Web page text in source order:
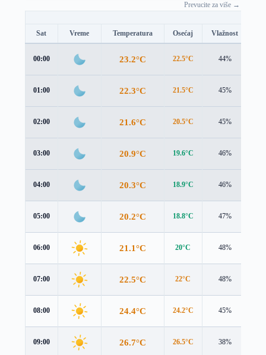
Prevucite za više →
Sat Vreme Temperatura Osećaj Vlažnost
00:00 23.2°C 22.5°C 44%
01:00 22.3°C 21.5°C 45%
02:00 21.6°C 20.5°C 45%
03:00 20.9°C 19.6°C 46%
04:00 20.3°C 18.9°C 46%
05:00 20.2°C 18.8°C 47%
06:00 21.1°C 20°C 48%
07:00 22.5°C 22°C 48%
08:00 24.4°C 24.2°C 45%
09:00 26.7°C 26.5°C 38%